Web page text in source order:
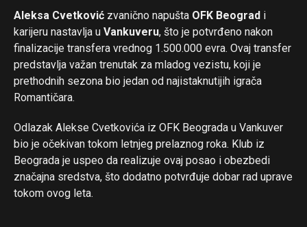
Aleksa Cvetković zvanično napušta OFK Beograd i
karijeru nastavlja u Vankuveru, što je potvrđeno nakon
finalizacije transfera vrednog 1.500.000 evra. Ovaj transfer
predstavlja važan trenutak za mladog vezistu, koji je
prethodnih sezona bio jedan od najistaknutijih igrača
Romantičara.
Odlazak Alekse Cvetkovića iz OFK Beograda u Vankuver
bio je očekivan tokom letnjeg prelaznog roka. Klub iz
Beograda je uspeo da realizuje ovaj posao i obezbedi
značajna sredstva, što dodatno potvrđuje dobar rad uprave
tokom ovog leta.